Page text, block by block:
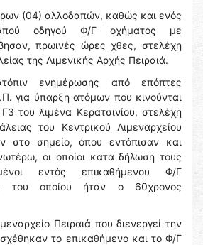
(04) αλλοδαπών, καθώς και ενός
οδηγού Φ/Γ οχήματος με
πρωινές ώρες χθες, στελέχη
της Λιμενικής Αρχής Πειραιά.
ενημέρωσης από επόπτες
για ύπαρξη ατόμων που κινούνται
του λιμένα Κερατσινίου, στελέχη
του Κεντρικού Λιμεναρχείου
στο σημείο, όπου εντόπισαν και
οι οποίοι κατά δήλωση τους
εντός επικαθήμενου Φ/Γ
του οποίου ήταν ο 60χρονος
Πειραιά που διενεργεί την
το επικαθήμενο και το Φ/Γ